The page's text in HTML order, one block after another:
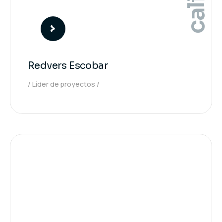
Redvers Escobar
Líder de proyectos